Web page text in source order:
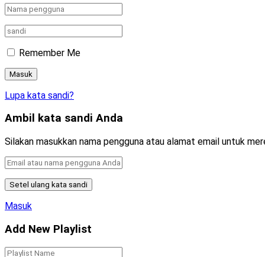
Remember Me
Lupa kata sandi?
Ambil kata sandi Anda
Silakan masukkan nama pengguna atau alamat email untuk
Masuk
Add New Playlist